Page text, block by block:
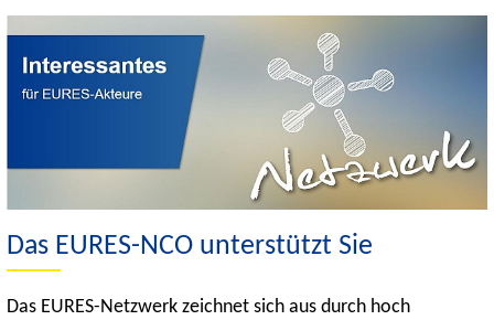
Das EURES-NCO unterstützt Sie
Das EURES-Netzwerk zeichnet sich aus durch hoch